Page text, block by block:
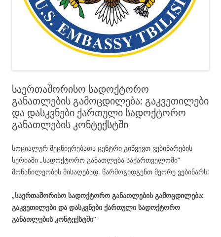
საერთაშორისო სადოქტორო
განათლების გამოცდილება: გაკვეთილები
და დასკვნები ქართული სადოქტორო
განათლების კონტექსტში
სოციალურ მეცნიერებათა ცენტრი გიწვევთ ვებინარების
სერიაში „სადოქტორო განათლება საქართველოში“
მონაწილეობის მისაღებად. წარმოგიდგენთ მეორე ვებინარს:
„საერთაშორისო სადოქტორო განათლების გამოცდილება:
გაკვეთილები და დასკვნები ქართული სადოქტორო
განათლების კონტექსტში“